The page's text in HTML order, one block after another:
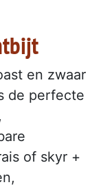
en zwaar
de perfecte
of skyr +